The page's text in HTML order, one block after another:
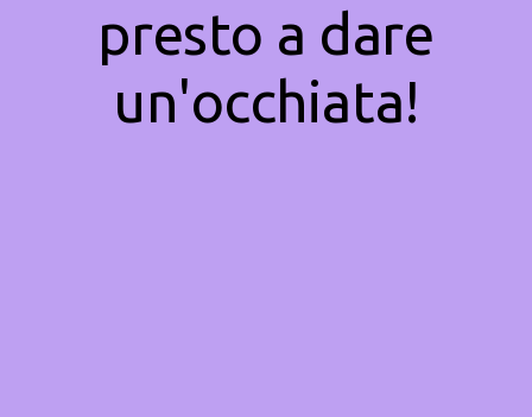
presto a dare
un'occhiata!